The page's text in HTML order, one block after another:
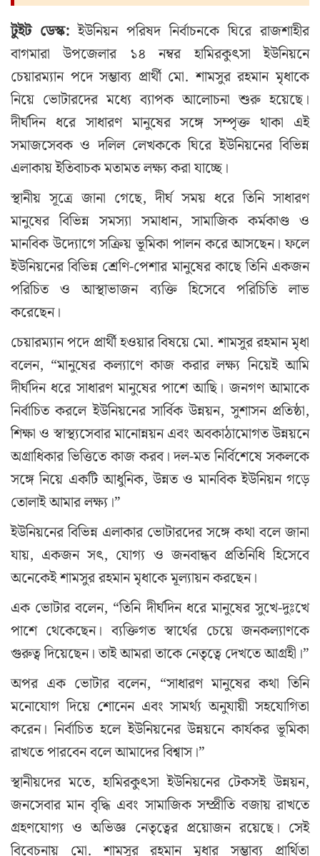
টুইট ডেস্ক: ইউনিয়ন পরিষদ নির্বাচনকে ঘিরে রাজশাহীর
বাগমারা উপজেলার ১৪ নম্বর হামিরকুৎসা ইউনিয়নে
চেয়ারম্যান পদে সম্ভাব্য প্রার্থী মো. শামসুর রহমান মৃধাকে
নিয়ে ভোটারদের মধ্যে ব্যাপক আলোচনা শুরু হয়েছে।
দীর্ঘদিন ধরে সাধারণ মানুষের সঙ্গে সম্পৃক্ত থাকা এই
সমাজসেবক ও দলিল লেখককে ঘিরে ইউনিয়নের বিভিন্ন
এলাকায় ইতিবাচক মতামত লক্ষ্য করা যাচ্ছে।
স্থানীয় সূত্রে জানা গেছে, দীর্ঘ সময় ধরে তিনি সাধারণ
মানুষের বিভিন্ন সমস্যা সমাধান, সামাজিক কর্মকাণ্ড ও
মানবিক উদ্যোগে সক্রিয় ভূমিকা পালন করে আসছেন। ফলে
ইউনিয়নের বিভিন্ন শ্রেণি-পেশার মানুষের কাছে তিনি একজন
পরিচিত ও আস্থাভাজন ব্যক্তি হিসেবে পরিচিতি লাভ
করেছেন।
চেয়ারম্যান পদে প্রার্থী হওয়ার বিষয়ে মো. শামসুর রহমান মৃধা
বলেন, “মানুষের কল্যাণে কাজ করার লক্ষ্য নিয়েই আমি
দীর্ঘদিন ধরে সাধারণ মানুষের পাশে আছি। জনগণ আমাকে
নির্বাচিত করলে ইউনিয়নের সার্বিক উন্নয়ন, সুশাসন প্রতিষ্ঠা,
শিক্ষা ও স্বাস্থ্যসেবার মানোন্নয়ন এবং অবকাঠামোগত উন্নয়নে
অগ্রাধিকার ভিত্তিতে কাজ করব। দল-মত নির্বিশেষে সকলকে
সঙ্গে নিয়ে একটি আধুনিক, উন্নত ও মানবিক ইউনিয়ন গড়ে
তোলাই আমার লক্ষ্য।”
ইউনিয়নের বিভিন্ন এলাকার ভোটারদের সঙ্গে কথা বলে জানা
যায়, একজন সৎ, যোগ্য ও জনবান্ধব প্রতিনিধি হিসেবে
অনেকেই শামসুর রহমান মৃধাকে মূল্যায়ন করছেন।
এক ভোটার বলেন, “তিনি দীর্ঘদিন ধরে মানুষের সুখে-দুঃখে
পাশে থেকেছেন। ব্যক্তিগত স্বার্থের চেয়ে জনকল্যাণকে
গুরুত্ব দিয়েছেন। তাই আমরা তাকে নেতৃত্বে দেখতে আগ্রহী।”
অপর এক ভোটার বলেন, “সাধারণ মানুষের কথা তিনি
মনোযোগ দিয়ে শোনেন এবং সামর্থ্য অনুযায়ী সহযোগিতা
করেন। নির্বাচিত হলে ইউনিয়নের উন্নয়নে কার্যকর ভূমিকা
রাখতে পারবেন বলে আমাদের বিশ্বাস।”
স্থানীয়দের মতে, হামিরকুৎসা ইউনিয়নের টেকসই উন্নয়ন,
জনসেবার মান বৃদ্ধি এবং সামাজিক সম্প্রীতি বজায় রাখতে
গ্রহণযোগ্য ও অভিজ্ঞ নেতৃত্বের প্রয়োজন রয়েছে। সেই
বিবেচনায় মো. শামসুর রহমান মৃধার সম্ভাব্য প্রার্থিতা